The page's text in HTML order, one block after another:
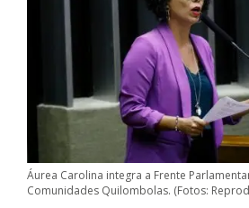
Áurea Carolina integra a Frente
Comunidades Quilombolas. (Fotos: